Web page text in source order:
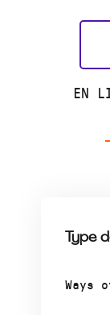
EN
Type
Ways